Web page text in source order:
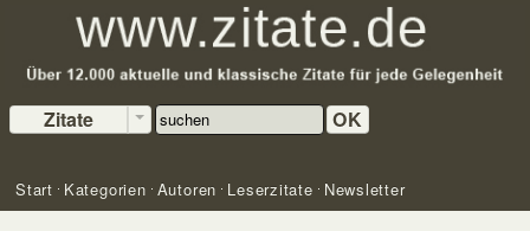
Zitate OK
Start Kategorien Autoren Leserzitate Newsletter